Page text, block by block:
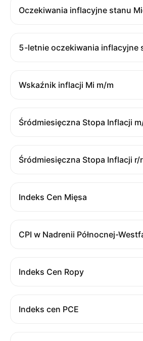
Oczekiwania inflacyjne stanu
5-letnie oczekiwania inflacyjne
Wskaźnik inflacji Mi m/m
Śródmiesięczna Stopa Inflacji
Śródmiesięczna Stopa Inflacji r/r
Indeks Cen Mięsa
CPI w Nadrenii Północnej-
Indeks Cen Ropy
Indeks cen PCE